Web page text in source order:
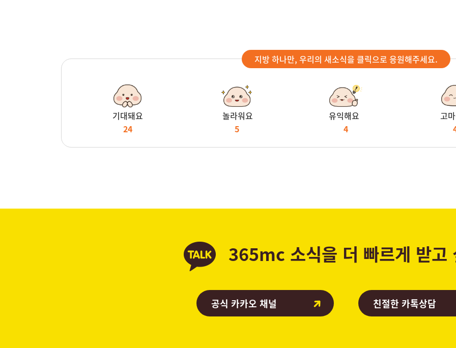
지방 하나만, 우리의 새소식을 클릭으로 응원해주세요.
기대돼요
24
놀라워요
5
유익해요
4
고
365mc 소식을 더 빠르게 받고
공식 카카오 채널 친절한 카톡상담